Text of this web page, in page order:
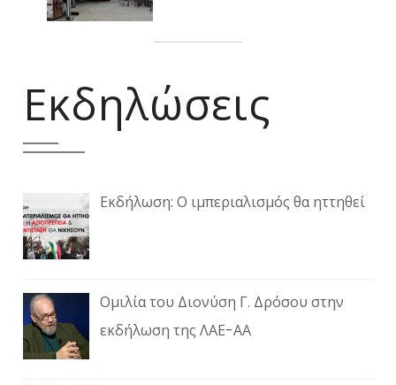
Εκδηλώσεις
Εκδήλωση: Ο ιμπεριαλισμός θα ηττηθεί
Ομιλία του Διονύση Γ. Δρόσου στην
εκδήλωση της ΛΑΕ-ΑΑ